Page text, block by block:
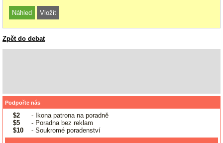
Zpět do debat
Podpořte nás
$2
- Ikona patrona na poradně
$5
- Poradna bez reklam
$10
- Soukromé poradenství